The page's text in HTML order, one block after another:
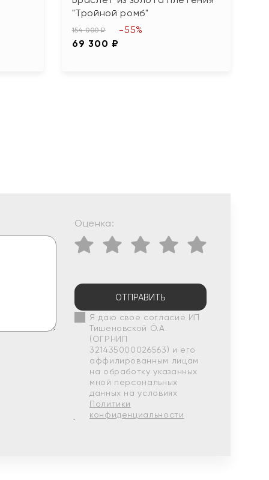
"Тройной ромб"
154 000 ₽
69 300 ₽
-55%
Оценка:
ОТПРАВИТЬ
Я даю свое согласие ИП
Тишеновской О.А.
(ОГРНИП
321435000026563) и его
аффилированным лицам
на обработку указанных
мной персональных
данных на условиях
Политики
конфиденциальности